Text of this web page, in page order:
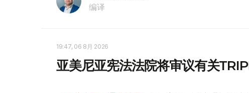
编译
19:47, 06 8月 2026
亚美尼亚宪法法院将审议有关